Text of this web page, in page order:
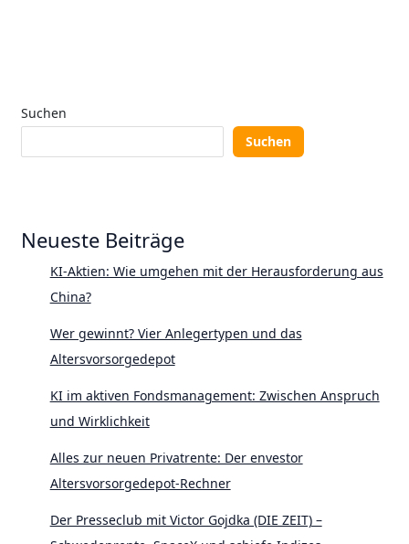
Suchen
Suchen
Neueste Beiträge
KI-Aktien: Wie umgehen mit der Herausforderung aus
China?
Wer gewinnt? Vier Anlegertypen und das
Altersvorsorgedepot
KI im aktiven Fondsmanagement: Zwischen Anspruch
und Wirklichkeit
Alles zur neuen Privatrente: Der envestor
Altersvorsorgedepot-Rechner
Der Presseclub mit Victor Gojdka (DIE ZEIT) –